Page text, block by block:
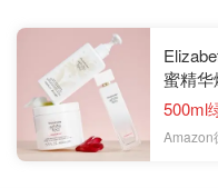
蜜精
500ml
Amazon